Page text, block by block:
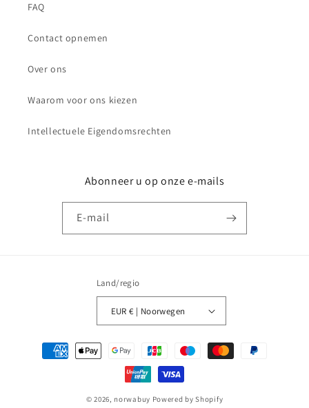
FAQ
Contact opnemen
Over ons
Waarom voor ons kiezen
Intellectuele Eigendomsrechten
Abonneer u op onze e-mails
E‑mail
Land/regio
EUR € | Noorwegen
Betaalmethoden
© 2026, norwabuy Powered by Shopify